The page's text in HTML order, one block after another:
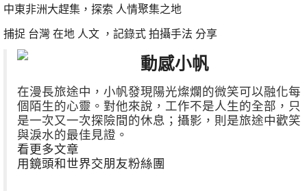
中東非洲大趕集，探索 人情聚集之地
捕捉 台灣 在地 人文 ，記錄式 拍攝手法 分享
動感小帆
在漫長旅途中，小帆發現陽光燦爛的微笑可以融化每
個陌生的心靈。對他來說，工作不是人生的全部，只
是一次又一次探險間的休息；攝影，則是旅途中歡笑
與淚水的最佳見證。
看更多文章
用鏡頭和世界交朋友粉絲團